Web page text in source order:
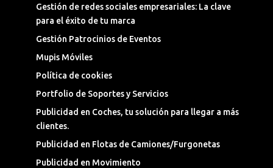
Gestión de redes sociales empresariales: La clave
para el éxito de tu marca
Gestión Patrocinios de Eventos
Mupis Móviles
Política de cookies
Portfolio de Soportes y Servicios
Publicidad en Coches, tu solución para llegar a más
clientes.
Publicidad en Flotas de Camiones/Furgonetas
Publicidad en Movimiento